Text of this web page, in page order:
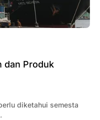
dan Produk
diketahui semesta